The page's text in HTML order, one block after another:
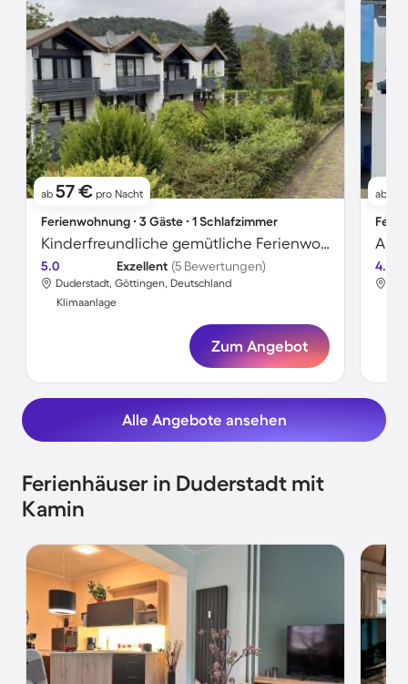
ab 57 € pro Nacht
Ferienwohnung ∙ 3 Gäste ∙ 1 Schlafzimmer
Kinderfreundliche gemütliche Ferienwohnung | Bergblick
5.0 Exzellent (5 Bewertungen)
Duderstadt, Göttingen, Deutschland
Klimaanlage
Zum Angebot
ab
4.8
Alle Angebote ansehen
Ferienhäuser in Duderstadt mit
Kamin